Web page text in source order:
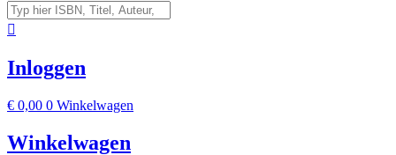
Inloggen
€ 0,00 0 Winkelwagen
Winkelwagen